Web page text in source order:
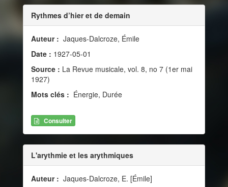
Rythmes d’hier et de demain
Auteur : Jaques-Dalcroze, Émile
Date : 1927-05-01
Source : La Revue musicale, vol. 8, no 7 (1er mai
1927)
Mots clés : Énergie, Durée
Consulter
L'arythmie et les arythmiques
Auteur : Jaques-Dalcroze, E. [Émile]